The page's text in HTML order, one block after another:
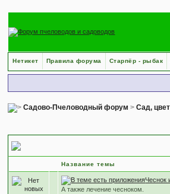
Нетикет Правила форума Старпёр - рыбак
Садово-Пчеловодный форум >Сад,
Название темы
Чеснок
А также лечение чесноком.